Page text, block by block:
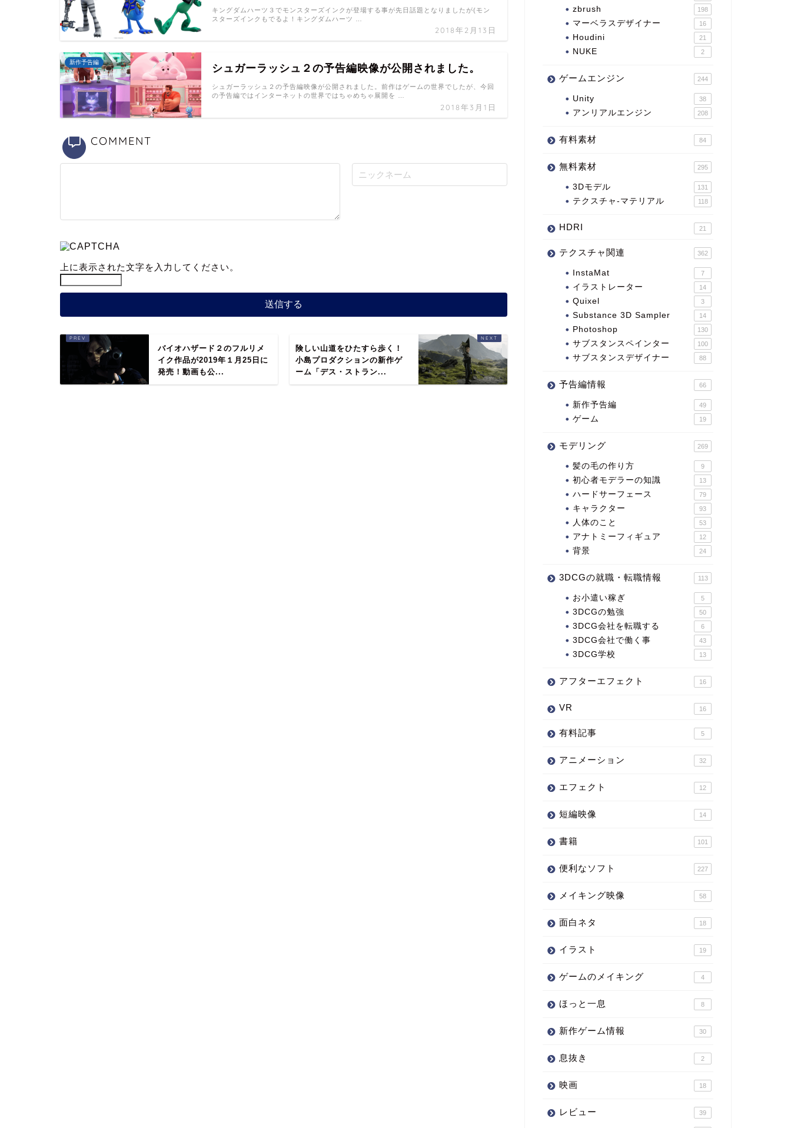
2018年2月13日
キングダムハーツ３でモンスターズインクが登場する事が先日話題となりましたが(モン
スターズインクもでるよ！キングダムハーツ …
新作予告編
シュガーラッシュ２の予告編映像が公開されました。
2018年3月1日
シュガーラッシュ２の予告編映像が公開されました。前作はゲームの世界でしたが、今回
の予告編ではインターネットの世界ではちゃめちゃ展開を …
COMMENT
上に表示された文字を入力してください。
バイオハザード２のフルリメ
イク作品が2019年１月25日に
発売！動画も公...
険しい山道をひたすら歩く！
小島プロダクションの新作ゲ
ーム「デス・ストラン...
zbrush 198
マーベラスデザイナー 16
Houdini 21
NUKE 2
ゲームエンジン 244
Unity 38
アンリアルエンジン 208
有料素材 84
無料素材 295
3Dモデル 131
テクスチャ-マテリアル 118
HDRI 21
テクスチャ関連 362
InstaMat 7
イラストレーター 14
Quixel 3
Substance 3D Sampler 14
Photoshop 130
サブスタンスペインター 100
サブスタンスデザイナー 88
予告編情報 66
新作予告編 49
ゲーム 19
モデリング 269
髪の毛の作り方 9
初心者モデラーの知識 13
ハードサーフェース 79
キャラクター 93
人体のこと 53
アナトミーフィギュア 12
背景 24
3DCGの就職・転職情報 113
お小遣い稼ぎ 5
3DCGの勉強 50
3DCG会社を転職する 6
3DCG会社で働く事 43
3DCG学校 13
アフターエフェクト 16
VR 16
有料記事 5
アニメーション 32
エフェクト 12
短編映像 14
書籍 101
便利なソフト 227
メイキング映像 58
面白ネタ 18
イラスト 19
ゲームのメイキング 4
ほっと一息 8
新作ゲーム情報 30
息抜き 2
映画 18
レビュー 39